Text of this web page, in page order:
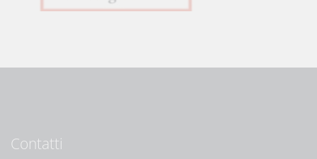
Contatti